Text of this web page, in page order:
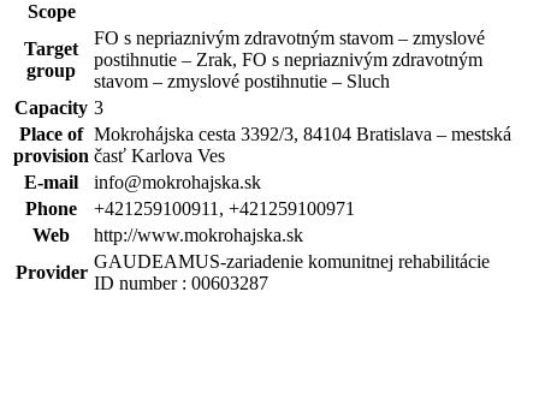
Scope
Target
group
FO s nepriaznivým zdravotným stavom – zmyslové
postihnutie – Zrak, FO s nepriaznivým zdravotným
stavom – zmyslové postihnutie – Sluch
Capacity 3
Place of
provision
Mokrohájska cesta 3392/3, 84104 Bratislava – mestská
časť Karlova Ves
E-mail
info@mokrohajska.sk
Phone
+421259100911, +421259100971
Web
http://www.mokrohajska.sk
Provider
GAUDEAMUS-zariadenie komunitnej rehabilitácie
ID number : 00603287